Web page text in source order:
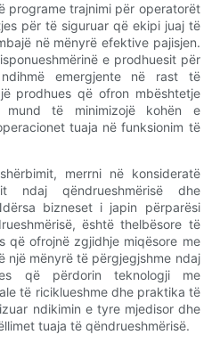
programe trajnimi për operatorët
për të siguruar që ekipi juaj të
në mënyrë efektive pajisjen.
e prodhuesit për
emergjente në rast të
prodhues që ofron mbështetje
të minimizojë kohën e
tuaja në funksionim të
merrni në konsideratë
ndaj qëndrueshmërisë dhe
bizneset i japin përparësi
është thelbësore të
që ofrojnë zgjidhje miqësore me
një mënyrë të përgjegjshme ndaj
që përdorin teknologji me
të riciklueshme dhe praktika të
ndikimin e tyre mjedisor dhe
tuaja të qëndrueshmërisë.